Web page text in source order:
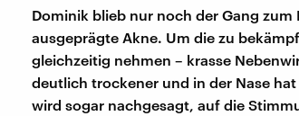
Dominik blieb nur noch der Gang
ausgeprägte Akne. Um die zu
gleichzeitig nehmen – krasse
deutlich trockener und in der Nase
wird sogar nachgesagt, auf die